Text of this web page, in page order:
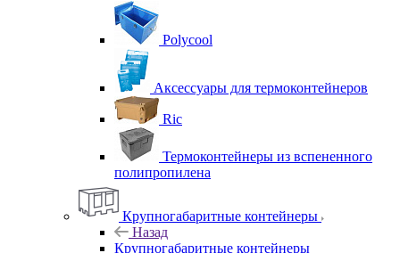
Polycool
Аксессуары для термоконтейнеров
Ric
Термоконтейнеры из вспененного
полипропилена
Крупногабаритные контейнеры
Назад
Крупногабаритные контейнеры